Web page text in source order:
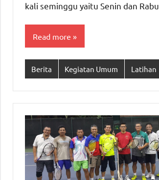
kali seminggu yaitu Senin dan Rabu.
Read more
Berita Kegiatan Umum Latihan